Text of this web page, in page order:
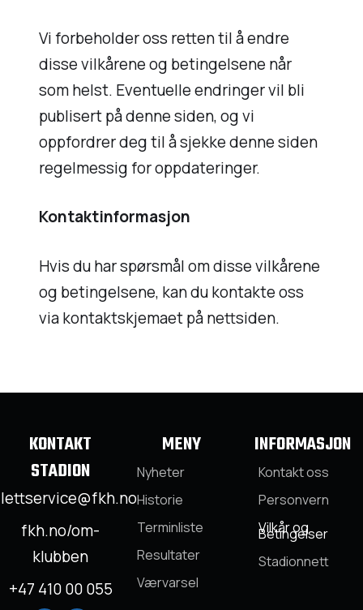
Vi forbeholder oss retten til å endre
disse vilkårene og betingelsene når
som helst. Eventuelle endringer vil bli
publisert på denne siden, og vi
oppfordrer deg til å sjekke denne siden
regelmessig for oppdateringer.
Kontaktinformasjon
Hvis du har spørsmål om disse vilkårene
og betingelsene, kan du kontakte oss
via kontaktskjemaet på nettsiden.
KONTAKT
STADION
fkh.no/om-
klubben
+47 410 00 055
MENY
Nyheter
Historie
Terminliste
Resultater
Værvarsel
INFORMASJON
Kontakt oss
Personvern
Vilkår og
Betingelser
Stadionnett